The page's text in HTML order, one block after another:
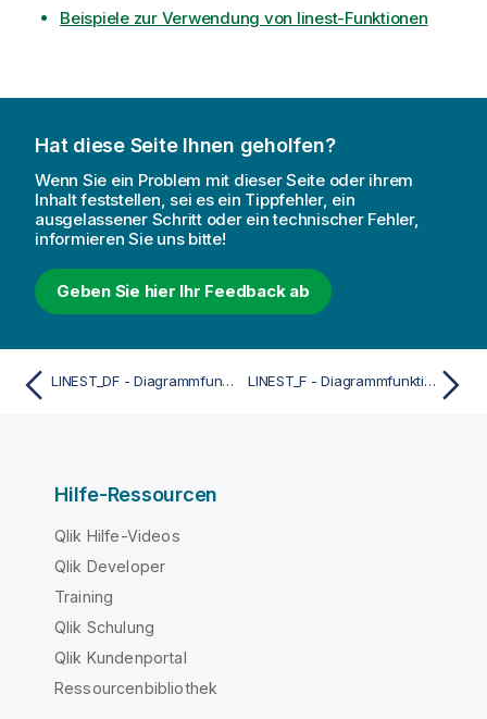
Beispiele zur Verwendung von linest-Funktionen
Hat diese Seite Ihnen geholfen?
Wenn Sie ein Problem mit dieser Seite oder ihrem
Inhalt feststellen, sei es ein Tippfehler, ein
ausgelassener Schritt oder ein technischer Fehler,
informieren Sie uns bitte!
Geben Sie hier Ihr Feedback ab
LINEST_DF - Diagrammfunktion LINEST_F - Diagrammfunktion
Hilfe-Ressourcen
Qlik Hilfe-Videos
Qlik Developer
Training
Qlik Schulung
Qlik Kundenportal
Ressourcenbibliothek